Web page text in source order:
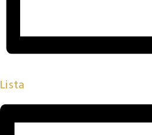
Lista